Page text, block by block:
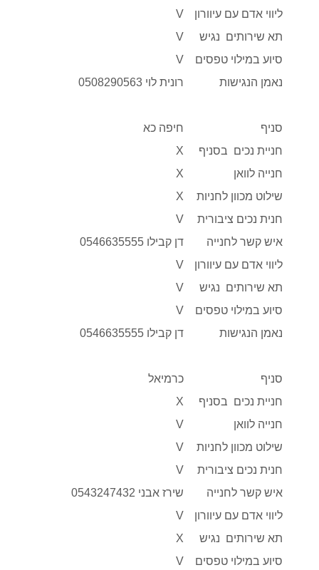
ליווי אדם עם עיוורון
V
תא שירותים נגיש
V
סיוע במילוי טפסים
V
נאמן הנגישות
רונית לוי 0508290563
סניף
חיפה כא
חניית נכים בסניף
X
חנייה לוואן
X
שילוט מכוון לחניות
X
חנית נכים ציבורית
V
איש קשר לחנייה
דן קבילו 0546635555
ליווי אדם עם עיוורון
V
תא שירותים נגיש
V
סיוע במילוי טפסים
V
נאמן הנגישות
דן קבילו 0546635555
סניף
כרמיאל
חניית נכים בסניף
X
חנייה לוואן
V
שילוט מכוון לחניות
V
חנית נכים ציבורית
V
איש קשר לחנייה
שירז אבני 0543247432
ליווי אדם עם עיוורון
V
תא שירותים נגיש
X
סיוע במילוי טפסים
V